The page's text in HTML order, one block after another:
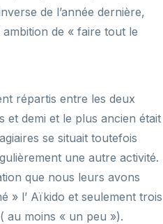
de l’année dernière,
de « faire tout le
répartis entre les deux
et demi et le plus ancien était
se situait toutefois
une autre activité.
que nous leurs avons
» l’ Aïkido et seulement trois
au moins « un peu »).